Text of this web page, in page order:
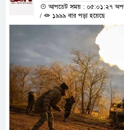
আপডেট সময় : ০৫:০১:২৭
/
১৯৯৯ বার পড়া হয়েছে